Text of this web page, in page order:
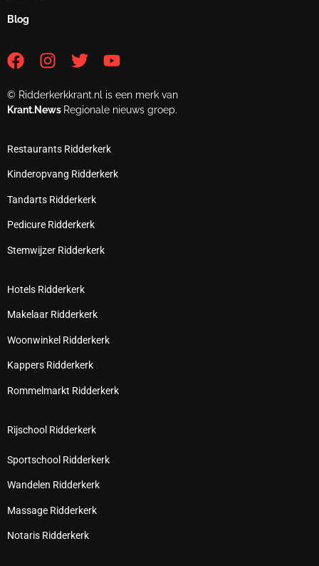
Blog
© Ridderkerkkrant.nl is een merk van
Krant.News Regionale nieuws groep.
Restaurants Ridderkerk
Kinderopvang Ridderkerk
Tandarts Ridderkerk
Pedicure Ridderkerk
Stemwijzer Ridderkerk
Hotels Ridderkerk
Makelaar Ridderkerk
Woonwinkel Ridderkerk
Kappers Ridderkerk
Rommelmarkt Ridderkerk
Rijschool Ridderkerk
Sportschool Ridderkerk
Wandelen Ridderkerk
Massage Ridderkerk
Notaris Ridderkerk